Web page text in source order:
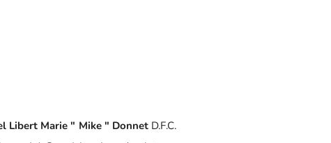
Libert Marie " Mike " DonnetD.F.C.